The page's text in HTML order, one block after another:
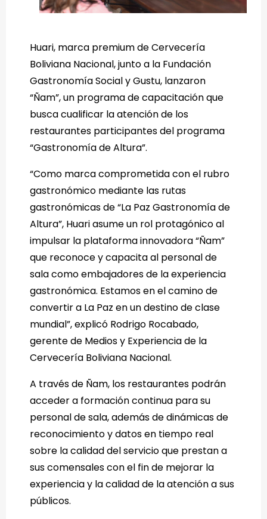
Huari, marca premium de Cervecería
Boliviana Nacional, junto a la Fundación
Gastronomía Social y Gustu, lanzaron
“Ñam”, un programa de capacitación que
busca cualificar la atención de los
restaurantes participantes del programa
“Gastronomía de Altura”.
“Como marca comprometida con el rubro
gastronómico mediante las rutas
gastronómicas de “La Paz Gastronomía de
Altura”, Huari asume un rol protagónico al
impulsar la plataforma innovadora “Ñam”
que reconoce y capacita al personal de
sala como embajadores de la experiencia
gastronómica. Estamos en el camino de
convertir a La Paz en un destino de clase
mundial”, explicó Rodrigo Rocabado,
gerente de Medios y Experiencia de la
Cervecería Boliviana Nacional.
A través de Ñam, los restaurantes podrán
acceder a formación continua para su
personal de sala, además de dinámicas de
reconocimiento y datos en tiempo real
sobre la calidad del servicio que prestan a
sus comensales con el fin de mejorar la
experiencia y la calidad de la atención a sus
públicos.